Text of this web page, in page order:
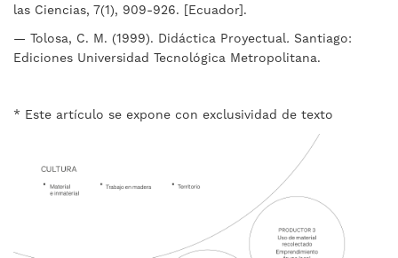
las Ciencias, 7(1), 909-926. [Ecuador].
— Tolosa, C. M. (1999). Didáctica Proyectual. Santiago:
Ediciones Universidad Tecnológica Metropolitana.
* Este artículo se expone con exclusividad de texto